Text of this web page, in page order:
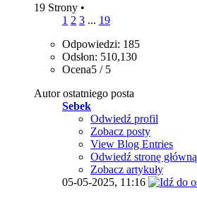
19 Strony •
1 2 3 ... 19
Odpowiedzi: 185
Odsłon: 510,130
Ocena5 / 5
Autor ostatniego posta
Sebek
Odwiedź profil
Zobacz posty
View Blog Entries
Odwiedź stronę główną
Zobacz artykuły
05-05-2025, 11:16